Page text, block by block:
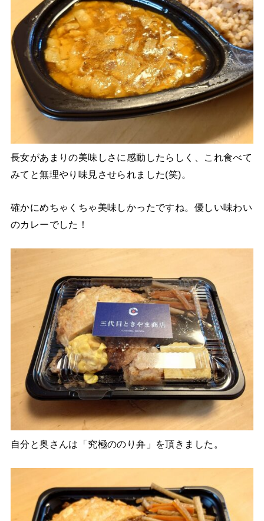
長女があまりの美味しさに感動したらしく、これ食べて
みてと無理やり味見させられました(笑)。
確かにめちゃくちゃ美味しかったですね。優しい味わい
のカレーでした！
自分と奥さんは「究極ののり弁」を頂きました。